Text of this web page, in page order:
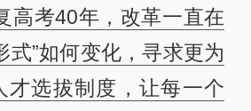
高考40年，改革一直在
式”如何变化，寻求更为
才选拔制度，让每一个